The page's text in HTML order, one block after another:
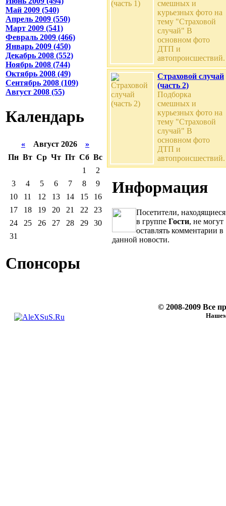
Май 2009 (540)
Апрель 2009 (550)
Март 2009 (541)
Февраль 2009 (466)
Январь 2009 (450)
Декабрь 2008 (552)
Ноябрь 2008 (744)
Октябрь 2008 (49)
Сентябрь 2008 (109)
Август 2008 (55)
Календарь
« Август 2026 »
Пн Вт Ср Чт Пт Сб Вс
1
2
3
4 5 6 7 8
9
10
11 12 13 14 15
16
17
18 19 20 21 22
23
24
25 26 27 28 29
30
31
Спонсоры
смешных и
курьезных фото на
тему "Страховой
случай" В
основном фото
ДТП и
автопроисшествий.
Страховой случай
(часть 2)
Подборка
смешных и
курьезных фото на
тему "Страховой
случай" В
основном фото
ДТП и
автопроисшествий.
Информация
Посетители, находящиеся
в группе Гости, не могут
оставлять комментарии в
данной новости.
© 2008-2009 Все